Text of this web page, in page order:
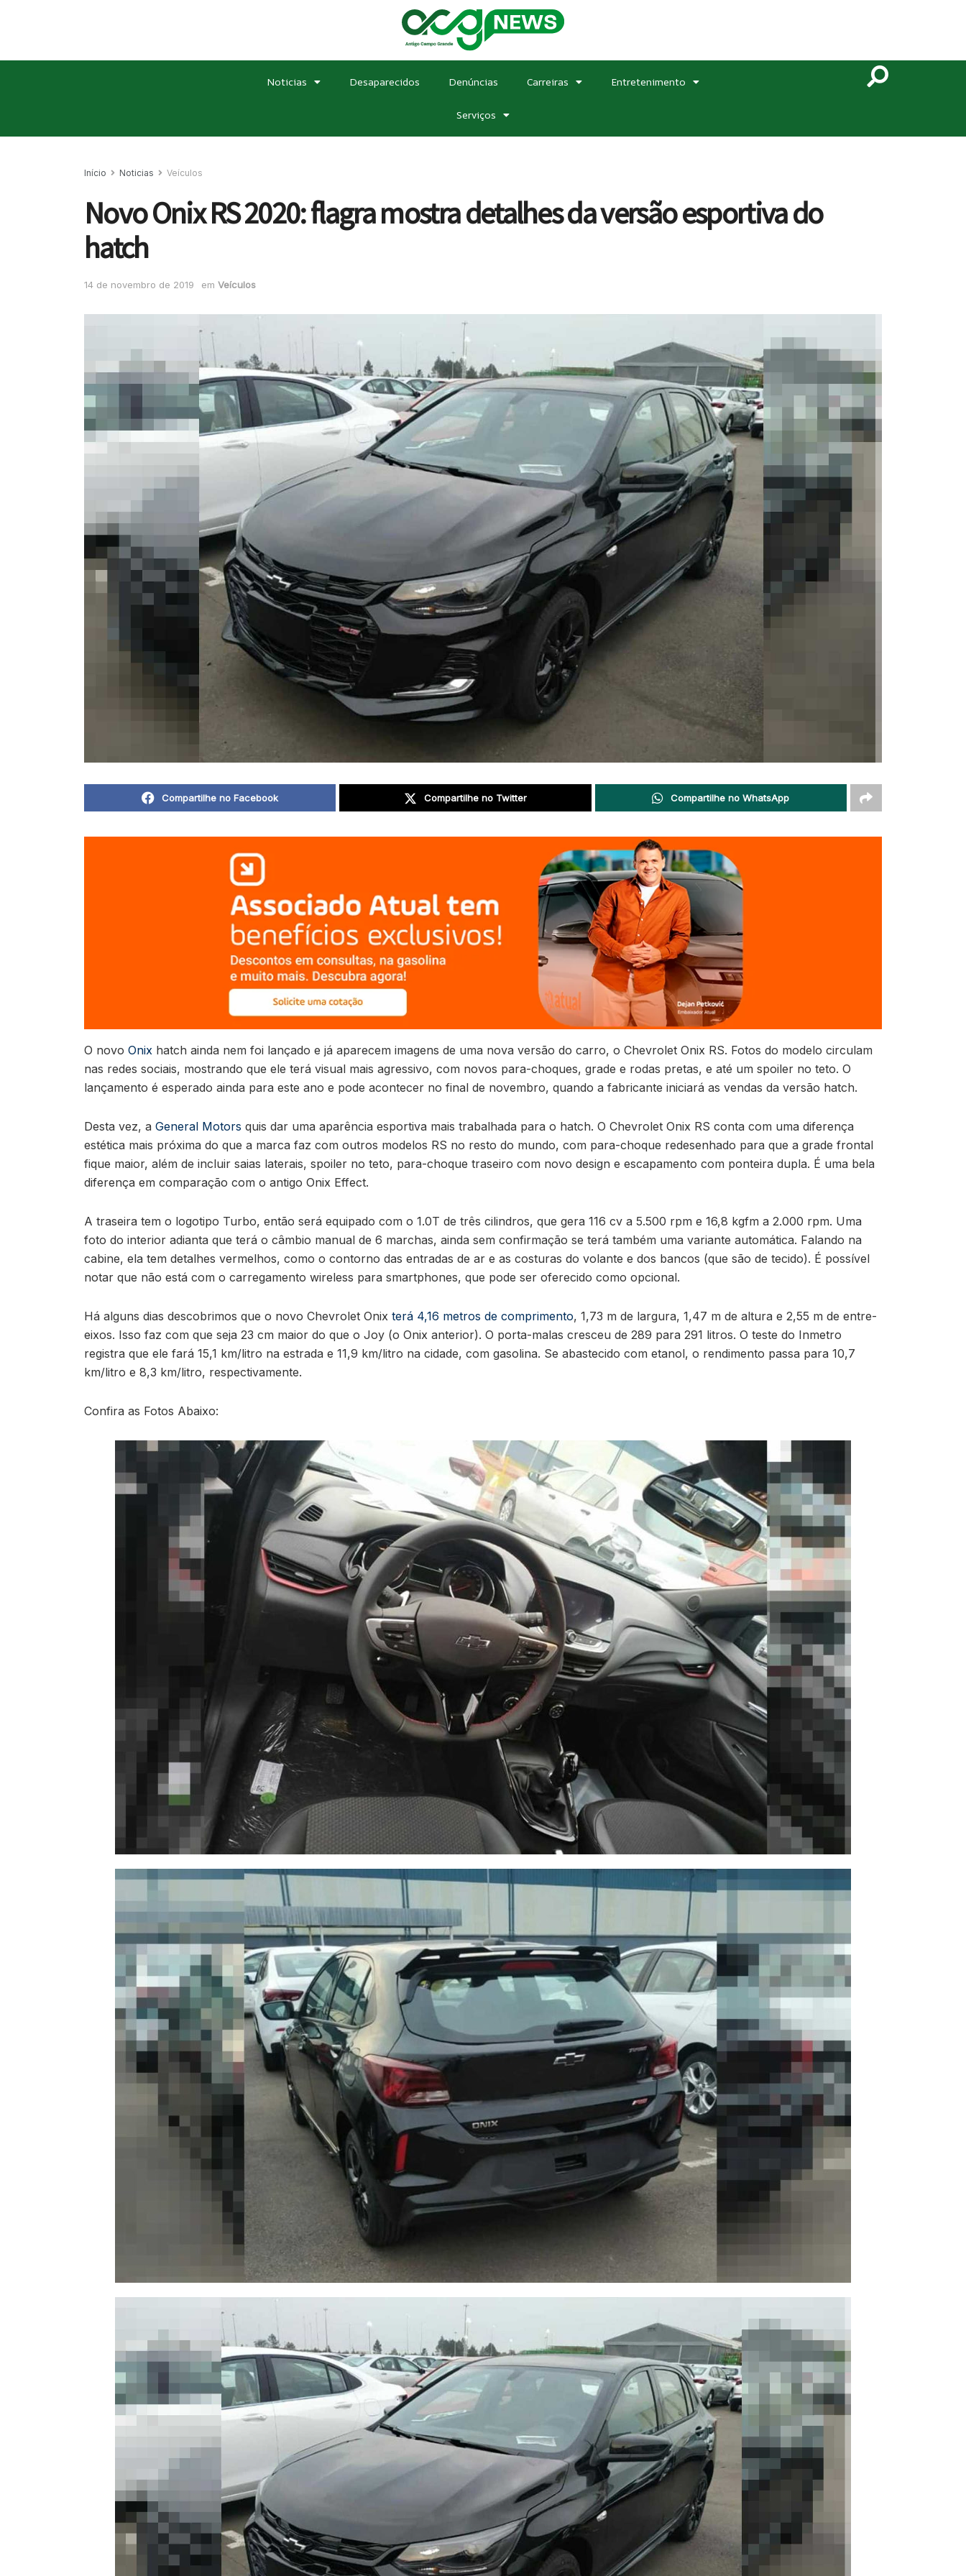
Noticias Desaparecidos Denúncias Carreiras Entretenimento
Serviços
Início Noticias Veículos
Novo Onix RS 2020: flagra mostra detalhes da versão esportiva do
hatch
14 de novembro de 2019 em Veículos
Compartilhe no Facebook Compartilhe no Twitter Compartilhe no WhatsApp
O novo Onix hatch ainda nem foi lançado e já aparecem imagens de uma nova versão do carro, o Chevrolet Onix RS. Fotos do modelo circulam
nas redes sociais, mostrando que ele terá visual mais agressivo, com novos para-choques, grade e rodas pretas, e até um spoiler no teto. O
lançamento é esperado ainda para este ano e pode acontecer no final de novembro, quando a fabricante iniciará as vendas da versão hatch.
Desta vez, a General Motors quis dar uma aparência esportiva mais trabalhada para o hatch. O Chevrolet Onix RS conta com uma diferença
estética mais próxima do que a marca faz com outros modelos RS no resto do mundo, com para-choque redesenhado para que a grade frontal
fique maior, além de incluir saias laterais, spoiler no teto, para-choque traseiro com novo design e escapamento com ponteira dupla. É uma bela
diferença em comparação com o antigo Onix Effect.
A traseira tem o logotipo Turbo, então será equipado com o 1.0T de três cilindros, que gera 116 cv a 5.500 rpm e 16,8 kgfm a 2.000 rpm. Uma
foto do interior adianta que terá o câmbio manual de 6 marchas, ainda sem confirmação se terá também uma variante automática. Falando na
cabine, ela tem detalhes vermelhos, como o contorno das entradas de ar e as costuras do volante e dos bancos (que são de tecido). É possível
notar que não está com o carregamento wireless para smartphones, que pode ser oferecido como opcional.
Há alguns dias descobrimos que o novo Chevrolet Onix terá 4,16 metros de comprimento, 1,73 m de largura, 1,47 m de altura e 2,55 m de entre-
eixos. Isso faz com que seja 23 cm maior do que o Joy (o Onix anterior). O porta-malas cresceu de 289 para 291 litros. O teste do Inmetro
registra que ele fará 15,1 km/litro na estrada e 11,9 km/litro na cidade, com gasolina. Se abastecido com etanol, o rendimento passa para 10,7
km/litro e 8,3 km/litro, respectivamente.
Confira as Fotos Abaixo: